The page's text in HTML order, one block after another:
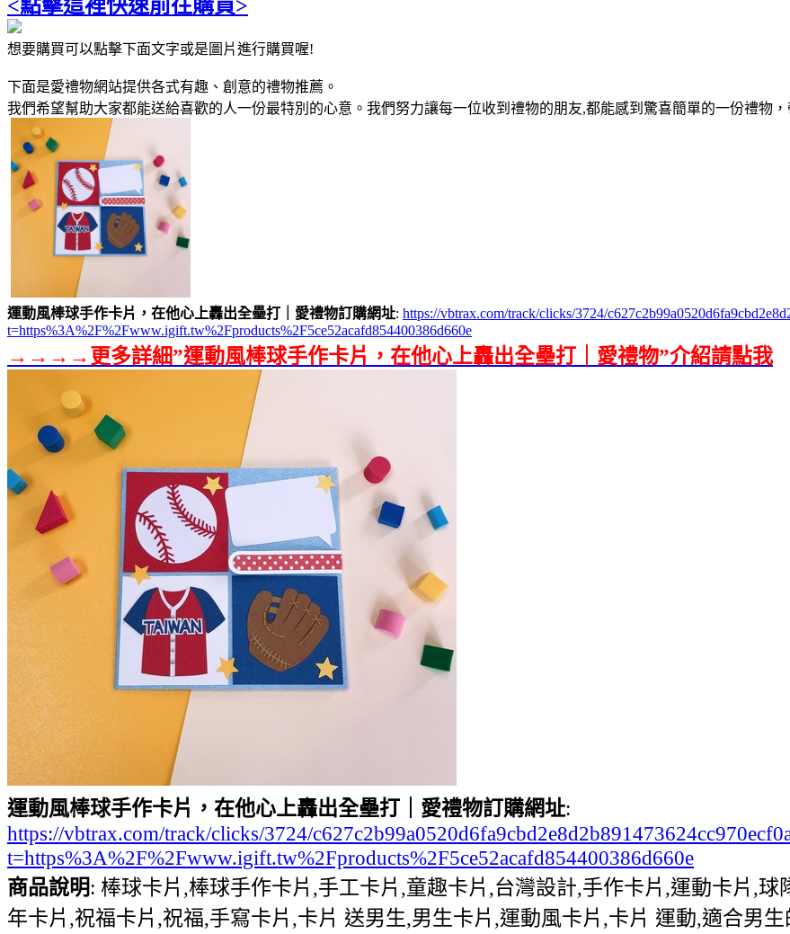
<點擊這裡快速前往購買>
想要購買可以點擊下面文字或是圖片進行購買喔!
下面是愛禮物網站提供各式有趣、創意的禮物推薦。
我們希望幫助大家都能送給喜歡的人一份最特別的心意。我們努力讓每一位收到禮物的朋友,都能感到驚喜簡單的一份禮物
運動風棒球手作卡片，在他心上轟出全壘打｜愛禮物訂購網址: https://vbtrax.com/track/clicks/3724/
t=https%3A%2F%2Fwww.igift.tw%2Fproducts%2F5ce52acafd854400386d660e
→→→→更多詳細”運動風棒球手作卡片，在他心上轟出全壘打｜愛禮物”介紹請點我
運動風棒球手作卡片，在他心上轟出全壘打｜愛禮物訂購網址:
https://vbtrax.com/track/clicks/3724/
t=https%3A%2F%2Fwww.igift.tw%2Fproducts%2F5ce52acafd854400386d660e
商品說明: 棒球卡片,棒球手作卡片,手工卡片,童趣卡片,台灣設計,手作卡片,運動卡片,
年卡片,祝福卡片,祝福,手寫卡片,卡片 送男生,男生卡片,運動風卡片,卡片 運動,適合男